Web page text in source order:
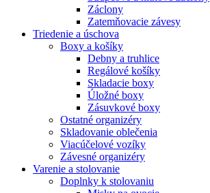
Záclony
Zatemňovacie závesy
Triedenie a úschova
Boxy a košíky
Debny a truhlice
Regálové košíky
Skladacie boxy
Úložné boxy
Zásuvkové boxy
Ostatné organizéry
Skladovanie oblečenia
Viacúčelové vozíky
Závesné organizéry
Varenie a stolovanie
Doplnky k stolovaniu